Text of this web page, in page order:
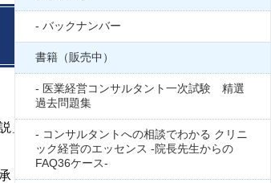
の記事をデータベース化した
ください。
バックナンバー
書籍（販売中）
医業経営コンサルタント一次試験 精選
過去問題集
コンサルタントへの相談でわかる クリニ
ック経営のエッセンス -院長先生からの
FAQ36ケース-